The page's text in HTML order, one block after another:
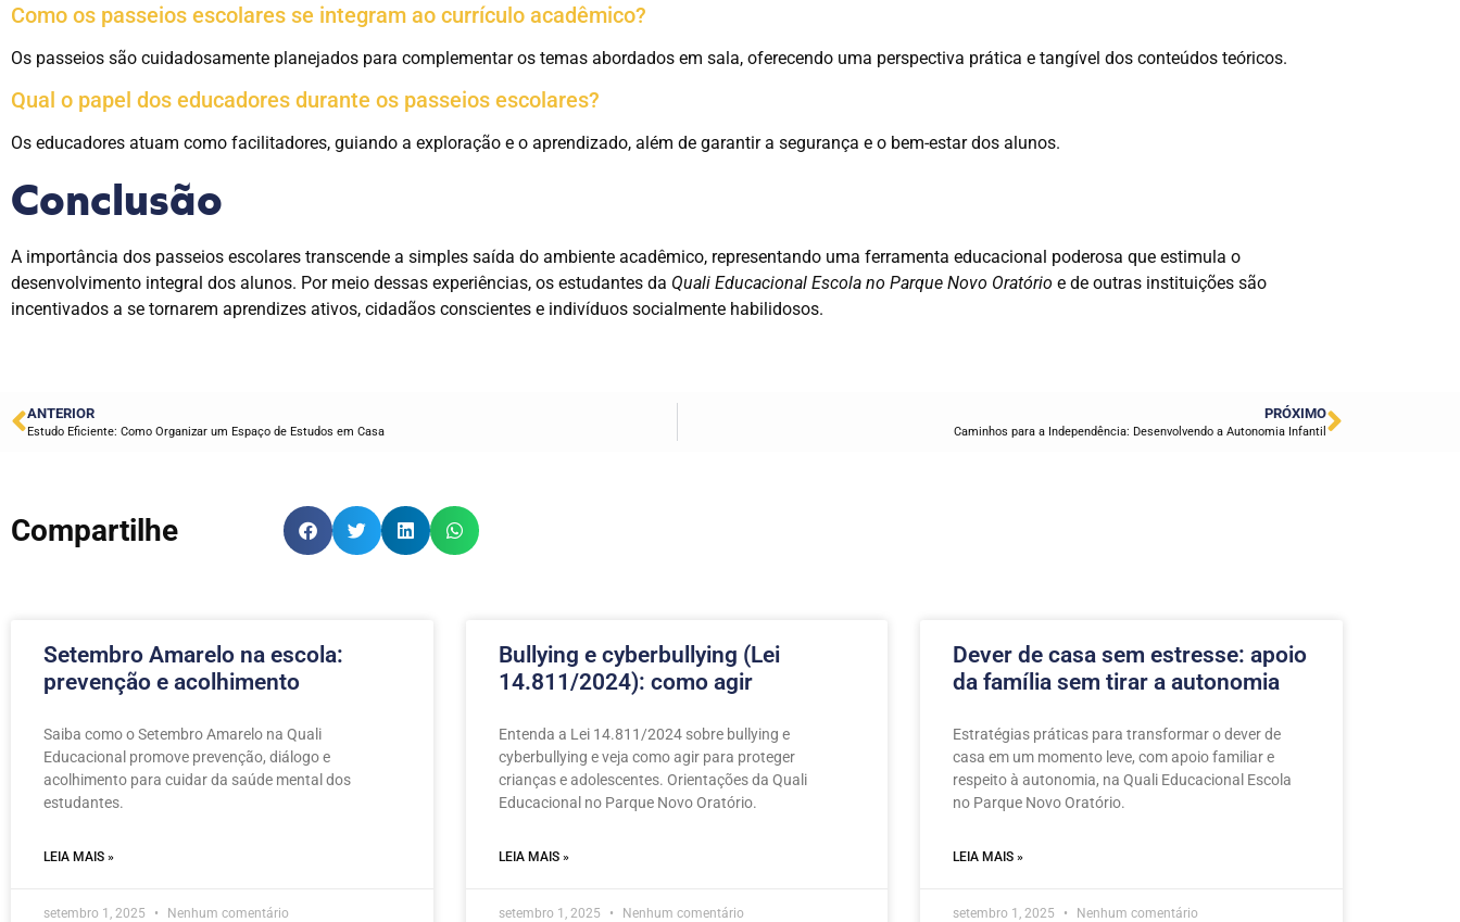
Como os passeios escolares se integram ao currículo acadêmico?
Os passeios são cuidadosamente planejados para complementar os temas abordados em sala, oferecendo uma perspectiva prática e tangível dos conteúdos teóricos.
Qual o papel dos educadores durante os passeios escolares?
Os educadores atuam como facilitadores, guiando a exploração e o aprendizado, além de garantir a segurança e o bem-estar dos alunos.
Conclusão
A importância dos passeios escolares transcende a simples saída do ambiente acadêmico, representando uma ferramenta educacional poderosa que estimula o
desenvolvimento integral dos alunos. Por meio dessas experiências, os estudantes da Quali Educacional Escola no Parque Novo Oratório e de outras instituições são
incentivados a se tornarem aprendizes ativos, cidadãos conscientes e indivíduos socialmente habilidosos.
ANTERIOR
Estudo Eficiente: Como Organizar um Espaço de Estudos em Casa
PRÓXIMO
Caminhos para a Independência: Desenvolvendo a Autonomia Infantil
Compartilhe
Setembro Amarelo na escola:
prevenção e acolhimento
Saiba como o Setembro Amarelo na Quali
Educacional promove prevenção, diálogo e
acolhimento para cuidar da saúde mental dos
estudantes.
LEIA MAIS »
setembro 1, 2025 Nenhum comentário
Bullying e cyberbullying (Lei
14.811/2024): como agir
Entenda a Lei 14.811/2024 sobre bullying e
cyberbullying e veja como agir para proteger
crianças e adolescentes. Orientações da Quali
Educacional no Parque Novo Oratório.
LEIA MAIS »
setembro 1, 2025 Nenhum comentário
Dever de casa sem estresse: apoio
da família sem tirar a autonomia
Estratégias práticas para transformar o dever de
casa em um momento leve, com apoio familiar e
respeito à autonomia, na Quali Educacional Escola
no Parque Novo Oratório.
LEIA MAIS »
setembro 1, 2025 Nenhum comentário